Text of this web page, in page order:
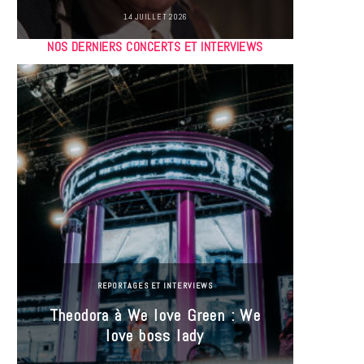
14 JUILLET 2026
NOS DERNIERS CONCERTS ET INTERVIEWS
REPORTAGES ET INTERVIEWS
Theodora à We love Green : We
love boss lady